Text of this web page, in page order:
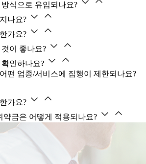
식으로 유입되나요?
나요?
가요?
이 좋나요?
인하나요?
떤 업종/서비스에 집행이 제한되나요?
가요?
약금은 어떻게 적용되나요?